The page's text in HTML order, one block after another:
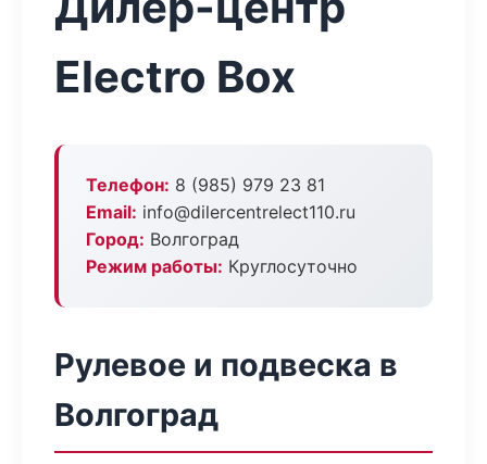
Electro Box
Телефон: 8 (985) 979 23 81
Email: info@dilercentrelect110.ru
Город: Волгоград
Режим работы: Круглосуточно
Рулевое и подвеска в
Волгоград